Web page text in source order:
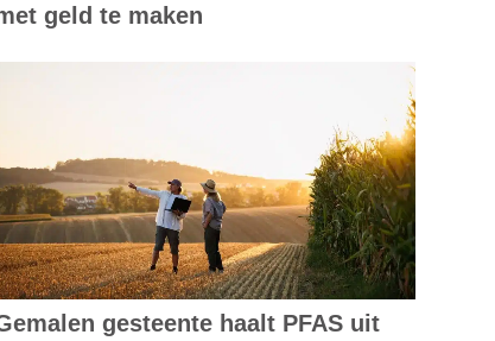
geld te maken
gesteente haalt PFAS uit